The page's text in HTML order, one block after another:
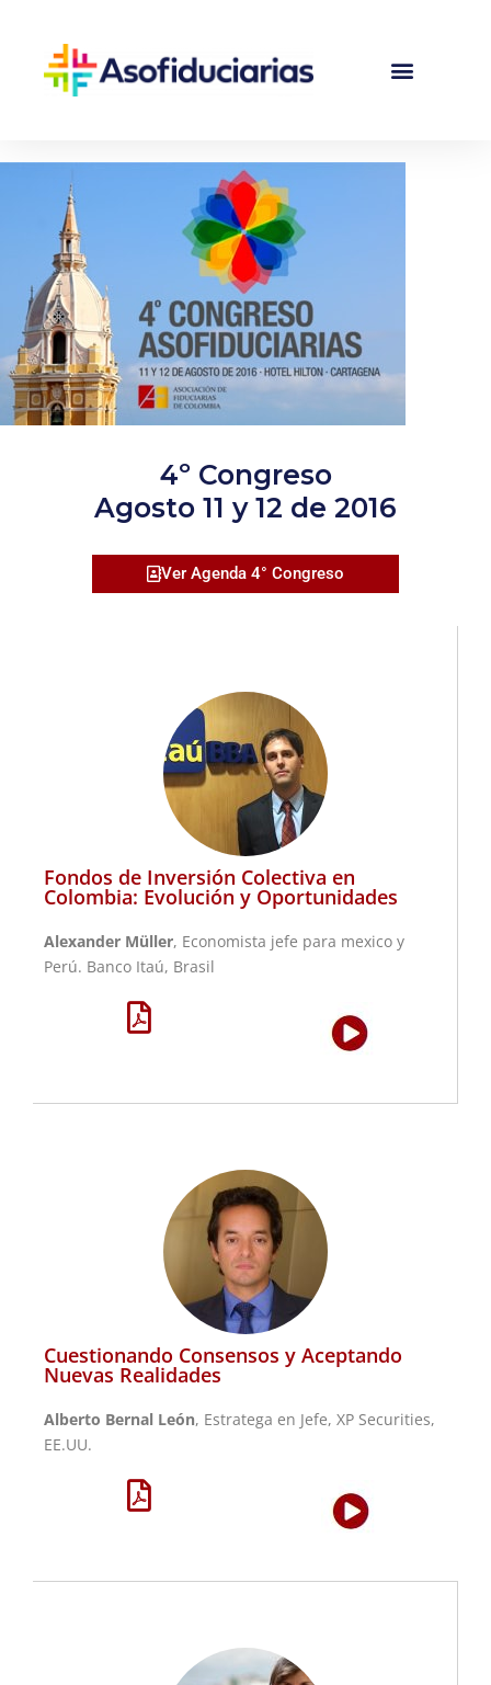
4º Congreso
Agosto 11 y 12 de 2016
Ver Agenda 4° Congreso
Fondos de Inversión Colectiva en
Colombia: Evolución y Oportunidades
Alexander Müller, Economista jefe para mexico y
Perú. Banco Itaú, Brasil
Cuestionando Consensos y Aceptando
Nuevas Realidades
Alberto Bernal León, Estratega en Jefe, XP Securities,
EE.UU.